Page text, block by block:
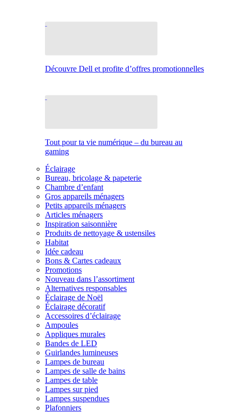
Découvre Dell et profite d’offres promotionnelles
Tout pour ta vie numérique – du bureau au
gaming
Éclairage
Bureau, bricolage & papeterie
Chambre d’enfant
Gros appareils ménagers
Petits appareils ménagers
Articles ménagers
Inspiration saisonnière
Produits de nettoyage & ustensiles
Habitat
Idée cadeau
Bons & Cartes cadeaux
Promotions
Nouveau dans l’assortiment
Alternatives responsables
Éclairage de Noël
Éclairage décoratif
Accessoires d’éclairage
Ampoules
Appliques murales
Bandes de LED
Guirlandes lumineuses
Lampes de bureau
Lampes de salle de bains
Lampes de table
Lampes sur pied
Lampes suspendues
Plafonniers